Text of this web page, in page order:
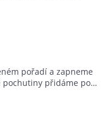
pořadí a zapneme
pochutiny přidáme po…